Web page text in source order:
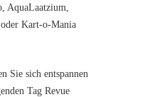
AquaLaatzium,
Kart-o-Mania
Sie sich entspannen
Tag Revue